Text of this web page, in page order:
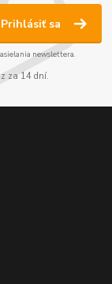
Prihlásiť sa
newslettera.
za 14 dní.